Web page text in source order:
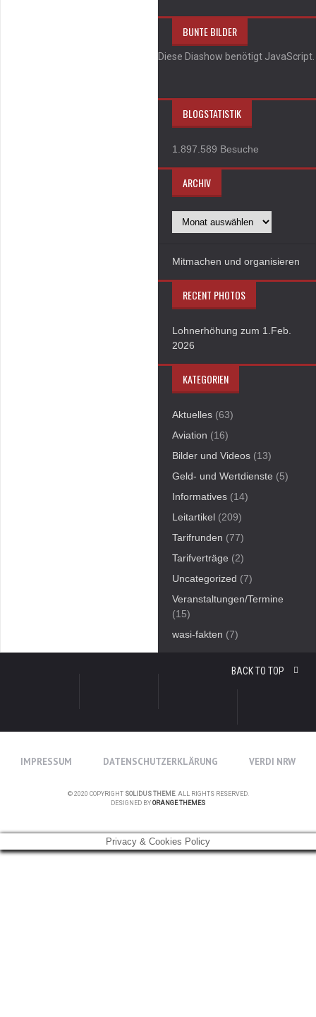
BUNTE BILDER
Diese Diashow benötigt JavaScript.
BLOGSTATISTIK
1.897.589 Besuche
ARCHIV
Mitmachen und organisieren
RECENT PHOTOS
Lohnerhöhung zum 1.Feb.
2026
KATEGORIEN
Aktuelles (63)
Aviation (16)
Bilder und Videos (13)
Geld- und Wertdienste (5)
Informatives (14)
Leitartikel (209)
Tarifrunden (77)
Tarifverträge (2)
Uncategorized (7)
Veranstaltungen/Termine
(15)
wasi-fakten (7)
BACK TO TOP
IMPRESSUM DATENSCHUTZERKLÄRUNG VERDI NRW
© 2020 COPYRIGHT SOLIDUS THEME. ALL RIGHTS RESERVED.
DESIGNED BY ORANGE THEMES
Privacy & Cookies Policy